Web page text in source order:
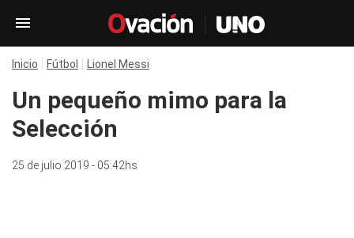
Inicio Fútbol Lionel Messi
Un pequeño mimo para la
Selección
25 de julio 2019 - 05:42hs